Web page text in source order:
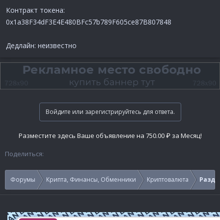
Контракт токена:
0x1a38F34dF3E4E480BFc57b789F605ce87B807848
Дедлайн: неизвестно
Войдите или зарегистрируйтесь для ответа.
Разместите здесь Ваше объявление на 750.00 ₽ за Месяц!
Поделиться:
Форумы Крипта, Финансы, Обменники Криптовалюта